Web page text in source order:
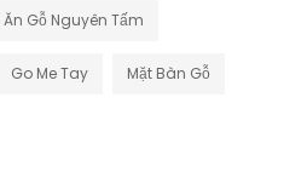
Gỗ Nguyên Tấm
Go Me Tay Mặt Bàn Gỗ